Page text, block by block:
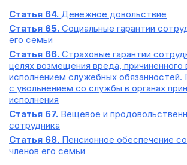
Статья 64. Денежное довольствие
Статья 65. Социальные гарантии
его семьи
Статья 66. Страховые гарантии
целях возмещения вреда, причиненного
исполнением служебных обязанностей.
с увольнением со службы в органах
исполнения
Статья 67. Вещевое и
сотрудника
Статья 68. Пенсионное обеспечение
членов его семьи